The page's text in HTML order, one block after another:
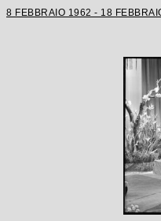
8 FEBBRAIO 1962 - 18